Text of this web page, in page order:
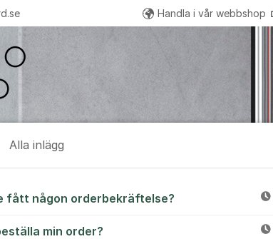
Handla i vår webbshop
Alla inlägg
fått någon orderbekräftelse?
min order?